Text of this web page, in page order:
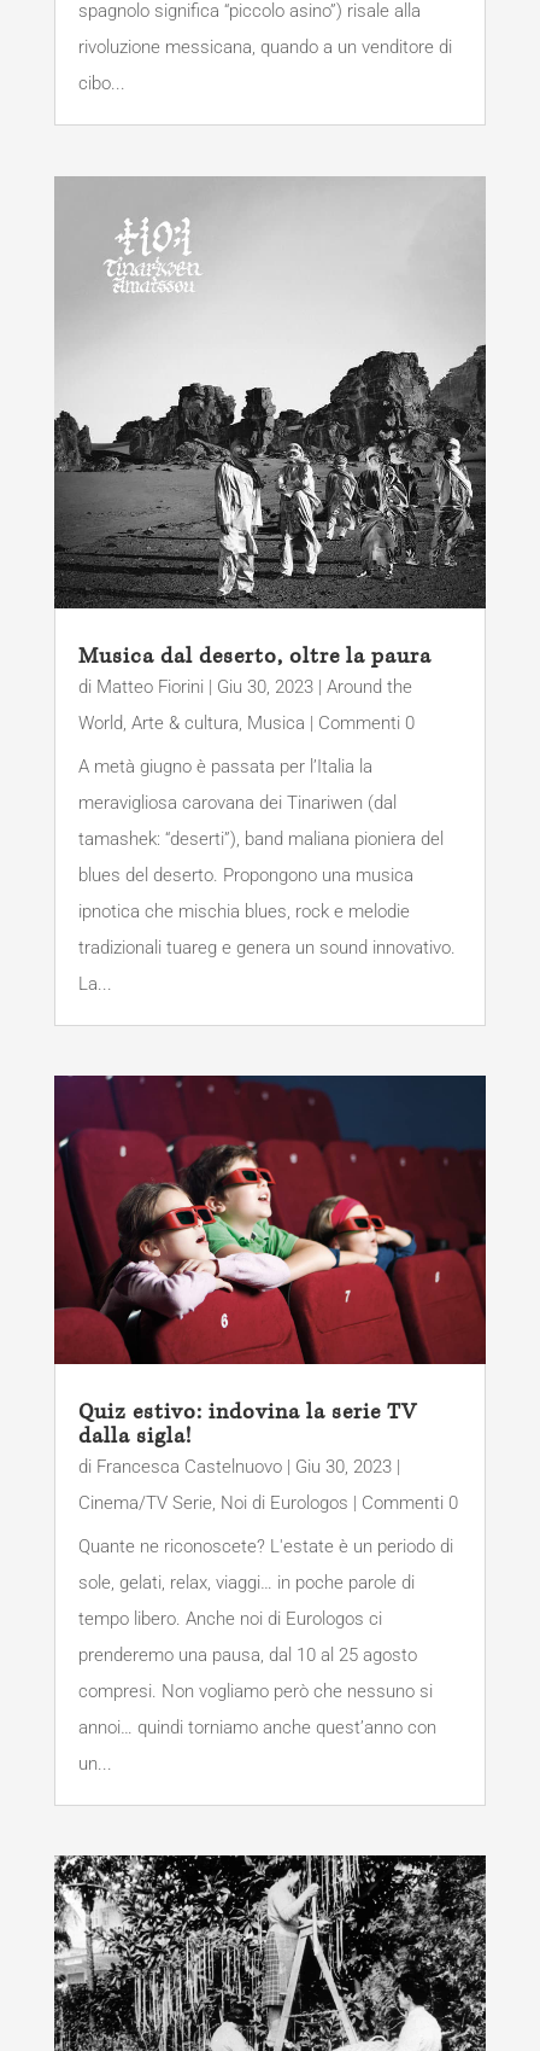
spagnolo significa “piccolo asino”) risale alla
rivoluzione messicana, quando a un venditore di
cibo...
Musica dal deserto, oltre la paura
di Matteo Fiorini| Giu 30, 2023| Around the
World, Arte & cultura, Musica | Commenti 0
A metà giugno è passata per l’Italia la
meravigliosa carovana dei Tinariwen (dal
tamashek: “deserti”), band maliana pioniera del
blues del deserto. Propongono una musica
ipnotica che mischia blues, rock e melodie
tradizionali tuareg e genera un sound innovativo.
La...
Quiz estivo: indovina la serie TV
dalla sigla!
di Francesca Castelnuovo| Giu 30, 2023|
Cinema/TV Serie, Noi di Eurologos | Commenti 0
Quante ne riconoscete? L'estate è un periodo di
sole, gelati, relax, viaggi… in poche parole di
tempo libero. Anche noi di Eurologos ci
prenderemo una pausa, dal 10 al 25 agosto
compresi. Non vogliamo però che nessuno si
annoi… quindi torniamo anche quest’anno con
un...